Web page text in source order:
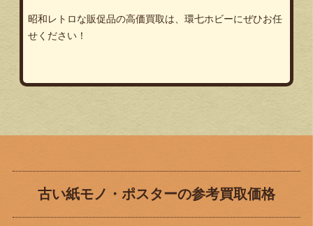
昭和レトロな販促品の高価買取は、環七ホビーにぜひお任
せください！
古い紙モノ・ポスターの参考買取価格